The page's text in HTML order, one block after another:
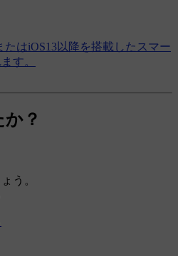
はiOS13以降を搭載したスマー
す。
？